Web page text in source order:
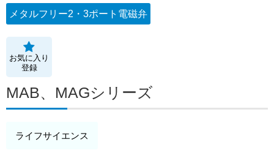
メタルフリー2・3ポート電磁弁
お気に入り
登録
MAB、MAGシリーズ
ライフサイエンス